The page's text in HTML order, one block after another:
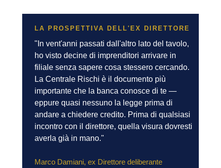
LA PROSPETTIVA DELL'EX DIRETTORE
"In vent'anni passati dall'altro lato del tavolo,
ho visto decine di imprenditori arrivare in
filiale senza sapere cosa stessero cercando.
La Centrale Rischi è il documento più
importante che la banca conosce di te —
eppure quasi nessuno la legge prima di
andare a chiedere credito. Prima di qualsiasi
incontro con il direttore, quella visura dovresti
averla già in mano."
Marco Damiani, ex Direttore deliberante